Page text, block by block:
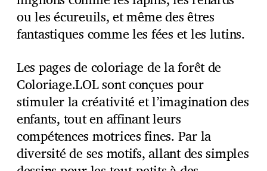
ou les écureuils, et même des êtres
fantastiques comme les fées et les lutins.
Les pages de coloriage de la forêt de
Coloriage.LOL sont conçues pour
stimuler la créativité et l’imagination des
enfants, tout en affinant leurs
compétences motrices fines. Par la
diversité de ses motifs, allant des simples